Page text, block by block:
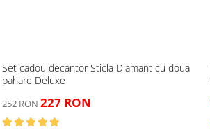
Set cadou decantor Sticla Diamant cu doua
pahare Deluxe
252 RON227 RON